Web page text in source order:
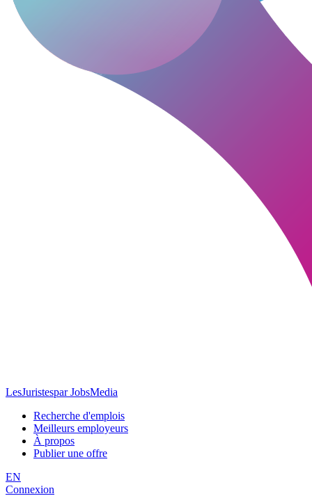
LesJuristespar JobsMedia
Recherche d'emplois
Meilleurs employeurs
À propos
Publier une offre
EN
Connexion